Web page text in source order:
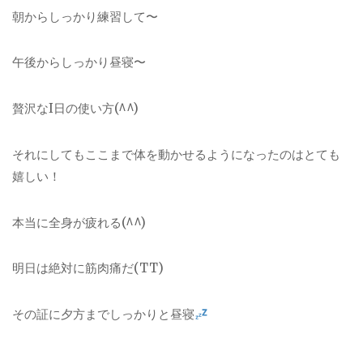
朝からしっかり練習して〜
午後からしっかり昼寝〜
贅沢なI日の使い方(^^)
それにしてもここまで体を動かせるようになったのはとても
嬉しい！
本当に全身が疲れる(^^)
明日は絶対に筋肉痛だ(TT)
その証に夕方までしっかりと昼寝